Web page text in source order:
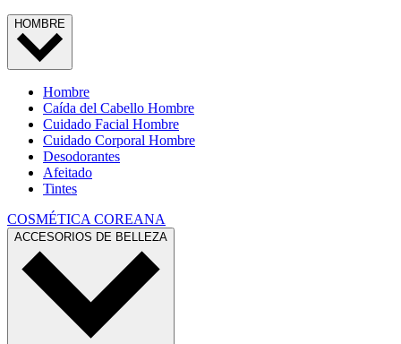
HOMBRE
Hombre
Caída del Cabello Hombre
Cuidado Facial Hombre
Cuidado Corporal Hombre
Desodorantes
Afeitado
Tintes
COSMÉTICA COREANA
ACCESORIOS DE BELLEZA